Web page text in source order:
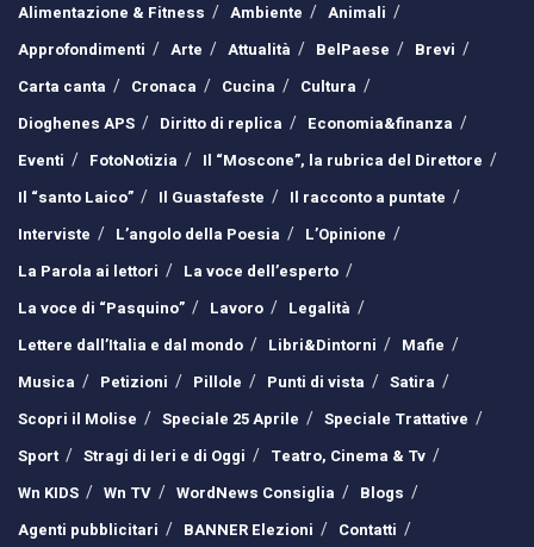
Alimentazione & Fitness
Ambiente
Animali
Approfondimenti
Arte Attualità BelPaese
Brevi
Carta canta
Cronaca Cucina
Cultura
Dioghenes APS
Diritto di replica
Economia&finanza
Eventi
FotoNotizia
Il “Moscone”, la rubrica del Direttore
Il “santo Laico”
Il Guastafeste
Il racconto a puntate
Interviste
L’angolo della Poesia
L’Opinione
La Parola ai lettori
La voce dell’esperto
La voce di “Pasquino”
Lavoro
Legalità
Lettere dall’Italia e dal mondo
Libri&Dintorni
Mafie
Musica
Petizioni Pillole Punti di vista
Satira
Scopri il Molise
Speciale 25 Aprile
Speciale Trattative
Sport
Stragi di Ieri e di Oggi
Teatro, Cinema & Tv
Wn KIDS
Wn TV WordNews Consiglia
Blogs
Agenti pubblicitari
BANNER Elezioni Contatti